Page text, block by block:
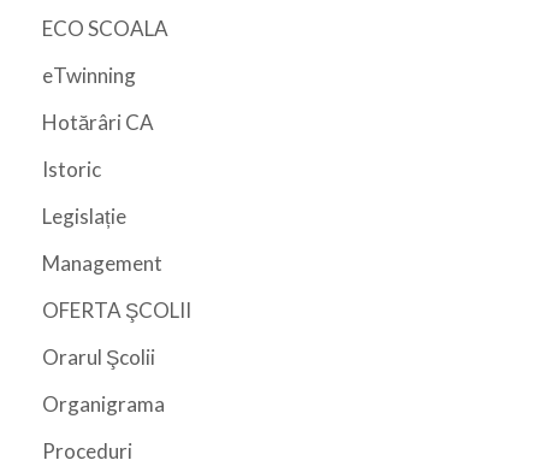
ECO SCOALA
eTwinning
Hotărâri CA
Istoric
Legislație
Management
OFERTA ŞCOLII
Orarul Şcolii
Organigrama
Proceduri